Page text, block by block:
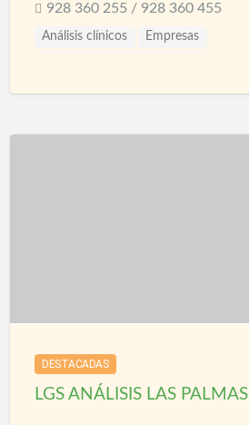
928 360 255 / 928 360 455
Análisis clínicos Empresas
DESTACADAS
LGS ANÁLISIS LAS PALMAS